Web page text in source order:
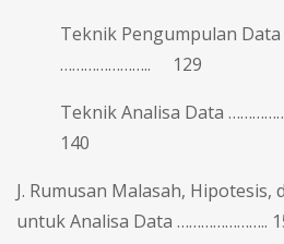
Teknik Pengumpulan
………………….. 129
Teknik Analisa Data
140
J. Rumusan Malasah,
untuk Analisa Data …………………..